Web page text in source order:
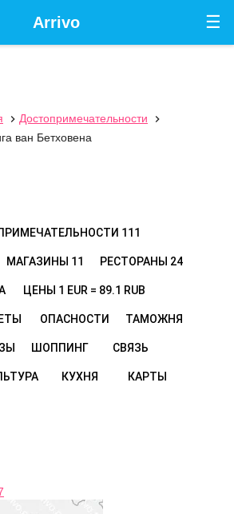
☰
Arrivo
 Достопримечательности

ван Бетховена
111
МАГАЗИНЫ 11 РЕСТОРАНЫ 24
ЦЕНЫ 1 EUR = 89.1 RUB
ОПАСНОСТИ ТАМОЖНЯ
ШОППИНГ СВЯЗЬ
КУХНЯ КАРТЫ